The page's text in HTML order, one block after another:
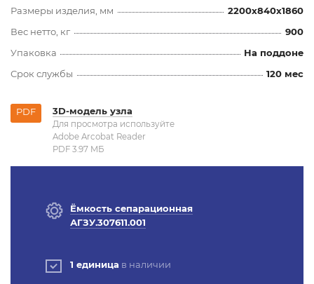
Размеры изделия, мм
2200x840x1860
Вес нетто, кг
900
Упаковка
На поддоне
Срок службы
120 мес
PDF 3D-модель узла
Для просмотра используйте
Adobe Arcobat Reader
PDF 3.97 MБ
Ёмкость сепарационная
АГЗУ.307611.001
1 единица в наличии